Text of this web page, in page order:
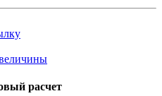
расчет